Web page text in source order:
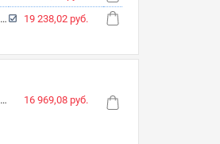
Коробка (100 шт.)
19 238,02 руб.
Коробка (100 шт.) 16 969,08 руб.